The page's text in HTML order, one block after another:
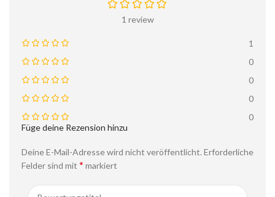
1 review
1
0
0
0
0
Füge deine Rezension hinzu
Deine E-Mail-Adresse wird nicht veröffentlicht. Erforderliche
Felder sind mit * markiert